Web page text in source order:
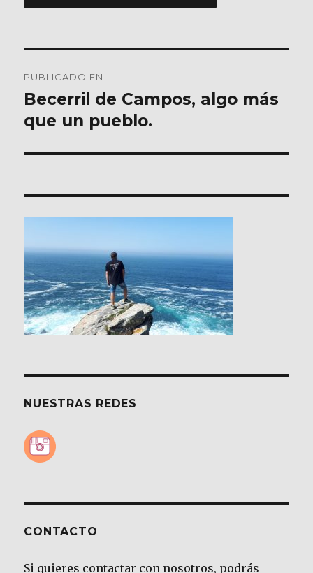
de
entradas
PUBLICADO EN
Becerril de Campos, algo más
que un pueblo.
NUESTRAS REDES
CONTACTO
Si quieres contactar con nosotros, podrás